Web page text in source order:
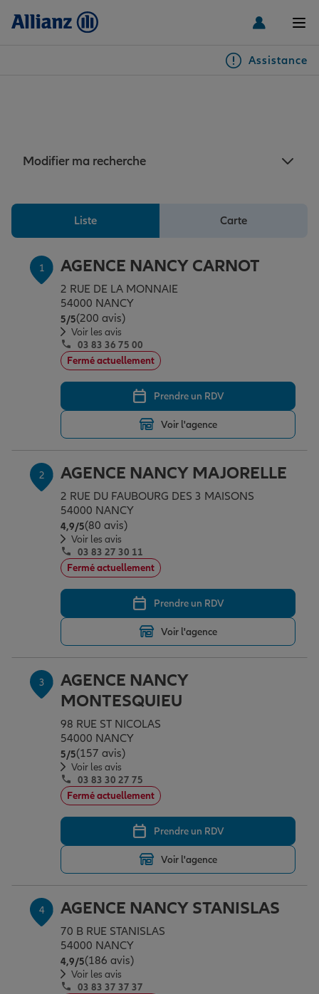
Assistance
Autres véhicules
Habitation
Équipements habitation
Assurance emprunteur
Santé & prévoyance
Santé
Prévoyance et dépendance
Assurance animal de compagnie
Famille Loisirs
Protection de la famille
Protection juridique
Épargne & retraite
Plan épargne retraite
Placements financiers
Investissements immobiliers
Vos projets
Déménager
Changer de voiture
Outre-mer
Assurance auto
Garantie des accidents de la vie
Assurance scolaire
Protection juridique
Retraite
Professionnels
Modifier ma recherche
Liste Carte
1 AGENCE NANCY CARNOT
2 RUE DE LA MONNAIE
54000 NANCY
5/5Note de 5 sur 5
(200 avis)
Voir les avis
03 83 36 75 00
Fermé actuellement
Prendre un RDV
Voir l'agence
2 AGENCE NANCY MAJORELLE
2 RUE DU FAUBOURG DES 3 MAISONS
54000 NANCY
4,9/5Note de 4.9 sur 5
(80 avis)
Voir les avis
03 83 27 30 11
Fermé actuellement
Prendre un RDV
Voir l'agence
3
AGENCE NANCY
MONTESQUIEU
98 RUE ST NICOLAS
54000 NANCY
5/5Note de 5 sur 5
(157 avis)
Voir les avis
03 83 30 27 75
Fermé actuellement
Prendre un RDV
Voir l'agence
4 AGENCE NANCY STANISLAS
70 B RUE STANISLAS
54000 NANCY
4,9/5Note de 4.9 sur 5
(186 avis)
Voir les avis
03 83 37 37 37